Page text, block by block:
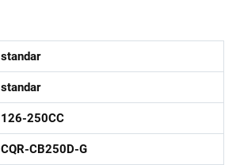
standar
standar
126-250CC
CQR-CB250D-G